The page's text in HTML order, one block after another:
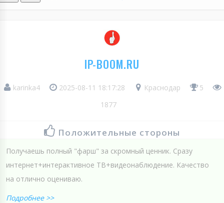
IP-BOOM.RU
karinka4 2025-08-11 18:17:28 Краснодар
5
1877
Положительные стороны
Получаешь полный "фарш" за скромный ценник. Сразу
интернет+интерактивное ТВ+видеонаблюдение. Качество
на отлично оцениваю.
Подробнее >>